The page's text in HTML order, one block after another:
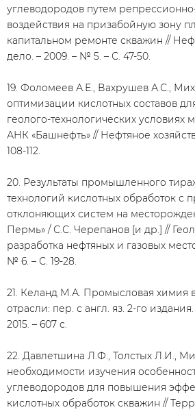
углеводородов путем
воздействия на призабойную зону
капитальном ремонте скважин //
дело. – 2009. – № 5. – С. 47-50.
19. Фоломеев А.Е., Вахрушев А.С.,
оптимизации кислотных составов
геолого-технологических
АНК «Башнефть» // Нефтяное
108-112.
20. Результаты промышленного
технологий кислотных обработок с
отклоняющих систем на
Пермь» / С.С. Черепанов [и др.] //
разработка нефтяных и газовых
№ 6. – С. 19-28.
21. Келанд М.А. Промысловая химия
отрасли: пер. с англ. яз. 2-го
2015. – 607 с.
22. Давлетшина Л.Ф., Толстых Л.И.,
необходимости изучения
углеводородов для повышения
кислотных обработок скважин //